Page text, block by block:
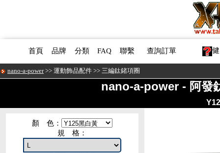
首頁 品牌 分類 FAQ 聯繫 查詢訂單
nano-a-power>> 運動飾品配件 >> 三編鈦鍺項圈
nano-a-power - 阿發
顏 色：
規 格：